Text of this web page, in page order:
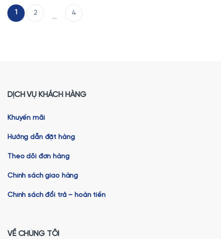
Phân trang bài viết
1 2
…
4
DỊCH VỤ KHÁCH HÀNG
Khuyến mãi
Hướng dẫn đặt hàng
Theo dõi đơn hàng
Chính sách giao hàng
Chính sách đổi trả – hoàn tiền
VỀ CHÚNG TÔI